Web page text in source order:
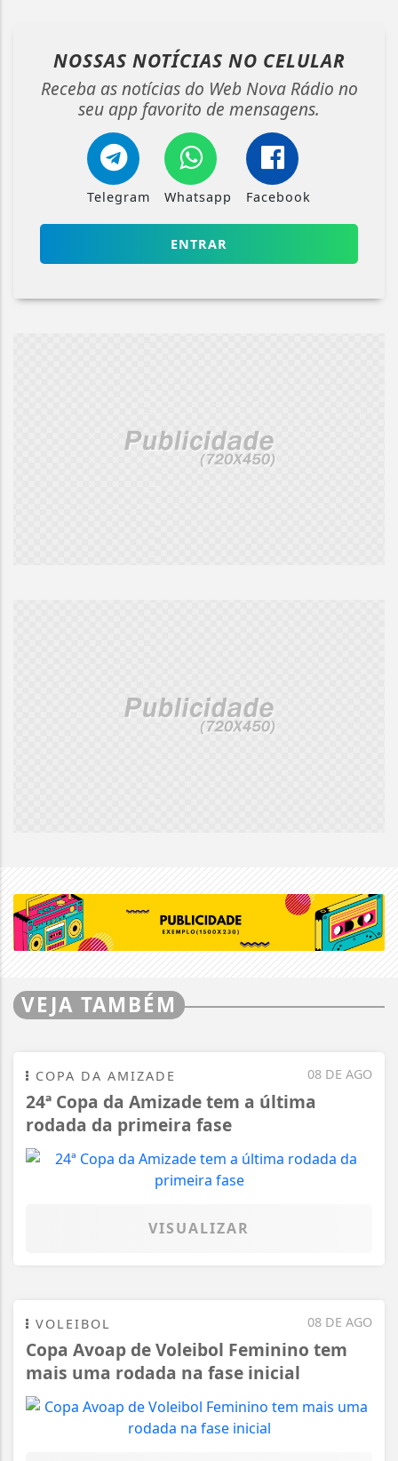
NOSSAS NOTÍCIAS NO CELULAR
Receba as notícias do Web Nova Rádio no
seu app favorito de mensagens.
Telegram Whatsapp Facebook
ENTRAR
VEJA TAMBÉM
08 DE AGO
COPA DA AMIZADE
24ª Copa da Amizade tem a última
rodada da primeira fase
VISUALIZAR
08 DE AGO
VOLEIBOL
Copa Avoap de Voleibol Feminino tem
mais uma rodada na fase inicial